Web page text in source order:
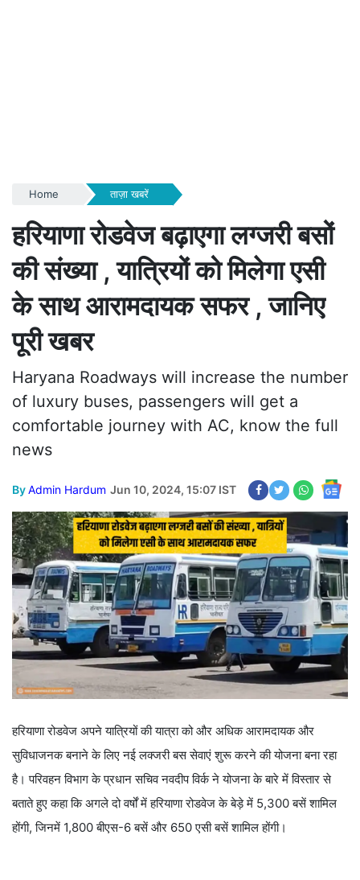
Home ताज़ा खबरें
हरियाणा रोडवेज बढ़ाएगा लग्जरी बसों
की संख्या , यात्रियों को मिलेगा एसी
के साथ आरामदायक सफर , जानिए
पूरी खबर
Haryana Roadways will increase the number
of luxury buses, passengers will get a
comfortable journey with AC, know the full
news
ByAdmin Hardum Jun 10, 2024, 15:07 IST
हरियाणा रोडवेज अपने यात्रियों की यात्रा को और अधिक आरामदायक और
सुविधाजनक बनाने के लिए नई लक्जरी बस सेवाएं शुरू करने की योजना बना रहा
है। परिवहन विभाग के प्रधान सचिव नवदीप विर्क ने योजना के बारे में विस्तार से
बताते हुए कहा कि अगले दो वर्षों में हरियाणा रोडवेज के बेड़े में 5,300 बसें शामिल
होंगी, जिनमें 1,800 बीएस-6 बसें और 650 एसी बसें शामिल होंगी।